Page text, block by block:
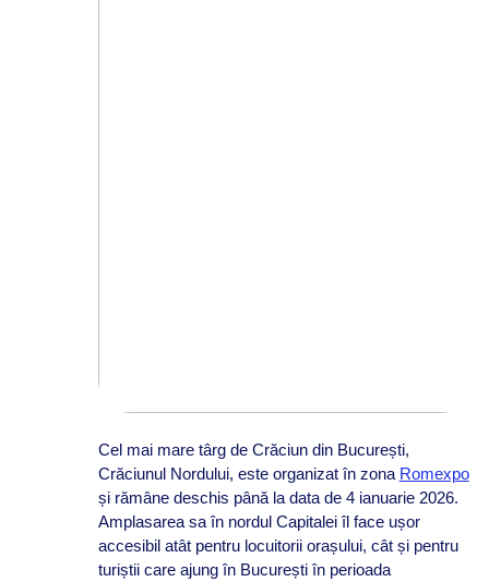
Cel mai mare târg de Crăciun din București,
Crăciunul Nordului, este organizat în zona Romexpo
și rămâne deschis până la data de 4 ianuarie 2026.
Amplasarea sa în nordul Capitalei îl face ușor
accesibil atât pentru locuitorii orașului, cât și pentru
turiștii care ajung în București în perioada